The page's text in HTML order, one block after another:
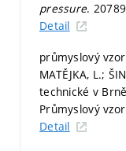
pressure.
Detail
průmyslový vzor
MATĚJKA, L.;
technické v
Průmyslový
Detail